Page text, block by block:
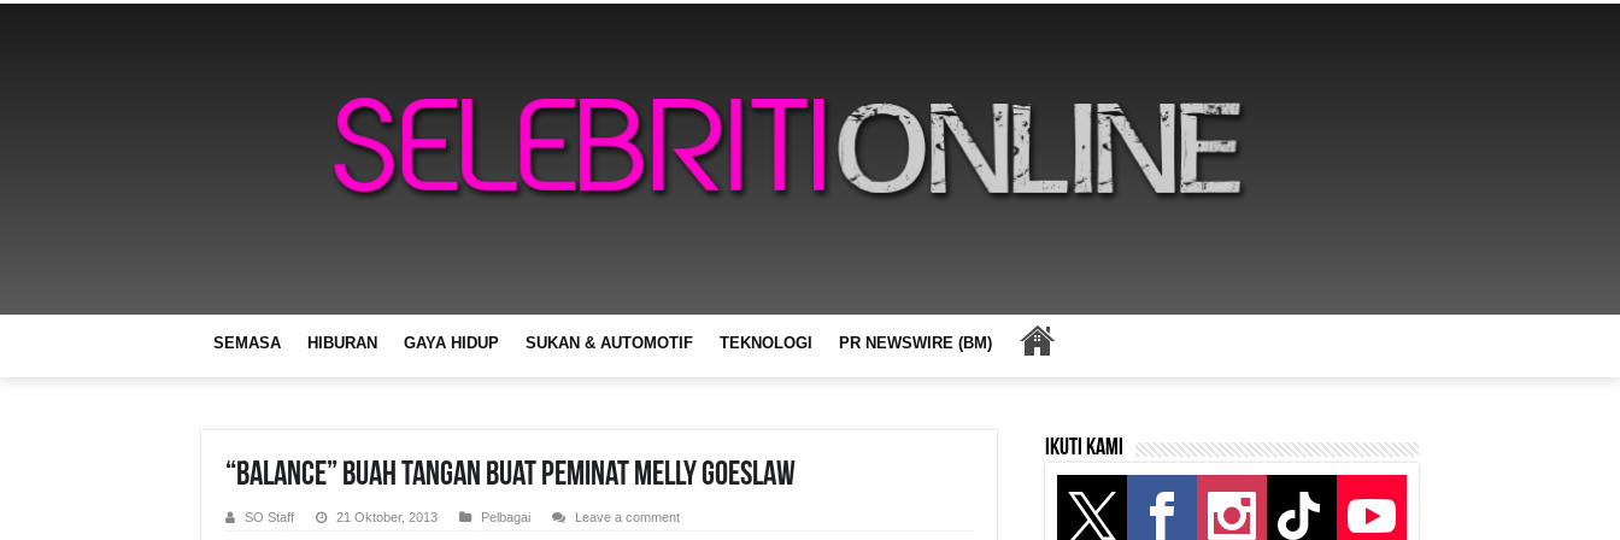
SEMASA HIBURAN GAYA HIDUP SUKAN & AUTOMOTIF TEKNOLOGI PR NEWSWIRE (BM)
“Balance” Buah Tangan Buat Peminat Melly Goeslaw
SO Staff 21 Oktober, 2013 Pelbagai Leave a comment
Ikuti kami